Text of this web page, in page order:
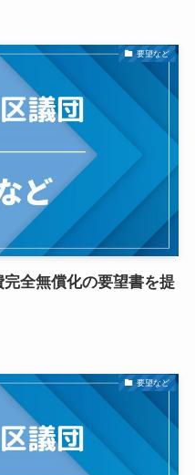
要望など
全無償化の要望書を提
要望など